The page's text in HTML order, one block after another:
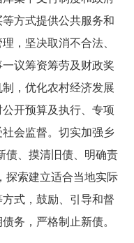
方式提供公共服务和
，坚决取消不合法、
议筹资筹劳及财政奖
，优化农村经济发展
开预算及执行、专项
会监督。切实加强乡
债、摸清旧债、明确责
探索建立适合当地实际
式，鼓励、引导和督
务，严格制止新债。